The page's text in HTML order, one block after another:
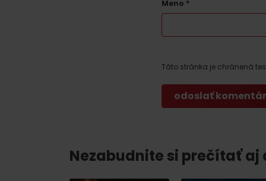
Ak ti škvŕka v bruchu
Reštaurácie
Salaše a koliby
Zimu a leto na Liptove
Meno *
Táto stránka je chránená
Nezabudnite si prečítať